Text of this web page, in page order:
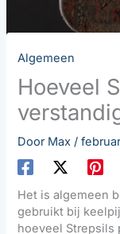
Algemeen
Hoeveel
Door Max/
Het is algemeen
gebruikt bij
hoeveel Strepsils